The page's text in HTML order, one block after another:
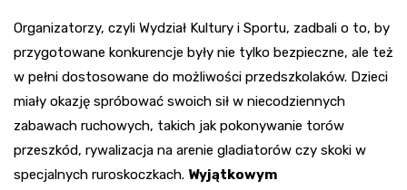
Organizatorzy, czyli Wydział Kultury i Sportu, zadbali o to, by
przygotowane konkurencje były nie tylko bezpieczne, ale też
w pełni dostosowane do możliwości przedszkolaków. Dzieci
miały okazję spróbować swoich sił w niecodziennych
zabawach ruchowych, takich jak pokonywanie torów
przeszkód, rywalizacja na arenie gladiatorów czy skoki w
specjalnych ruroskoczkach. Wyjątkowym